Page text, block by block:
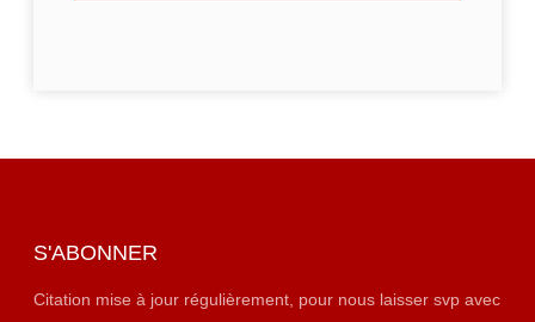
S'ABONNER
Citation mise à jour régulièrement, pour nous laisser svp avec